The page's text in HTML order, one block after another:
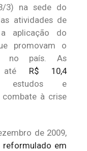
3) na sede do
atividades de
aplicação do
promovam o
no país. As
até R$ 10,4
estudos e
à crise
de 2009,
em